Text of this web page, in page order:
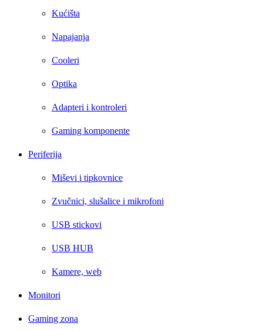
Kućišta
Napajanja
Cooleri
Optika
Adapteri i kontroleri
Gaming komponente
Periferija
Miševi i tipkovnice
Zvučnici, slušalice i mikrofoni
USB stickovi
USB HUB
Kamere, web
Monitori
Gaming zona